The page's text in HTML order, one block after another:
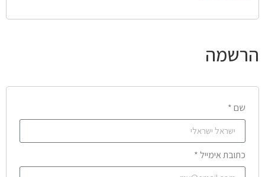
הרשמה
שם *
כתובת אימייל *